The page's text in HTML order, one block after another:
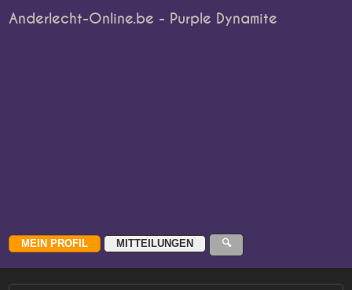
Anderlecht-Online.be - Purple Dynamite